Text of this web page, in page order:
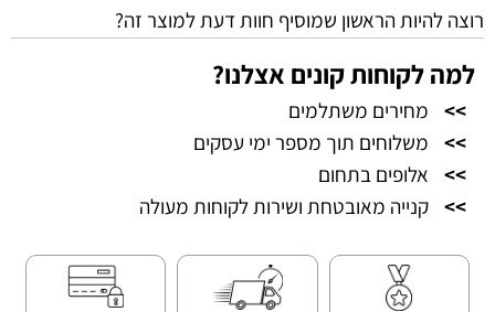
רוצה להיות הראשון שמוסיף חוות דעת למוצר זה?
למה לקוחות קונים אצלנו?
>>
מחירים משתלמים
>>
משלוחים תוך מספר ימי עסקים
>>
אלופים בתחום
>> קנייה מאובטחת ושירות לקוחות מעולה